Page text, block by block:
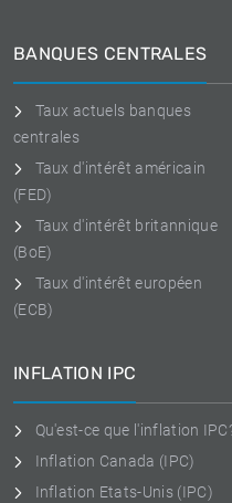
BANQUES CENTRALES
Taux actuels banques
centrales
Taux d'intérêt américain
(FED)
Taux d'intérêt britannique
(BoE)
Taux d'intérêt européen
(ECB)
INFLATION IPC
Qu'est-ce que l'inflation
Inflation Canada (IPC)
Inflation Etats-Unis (IPC)